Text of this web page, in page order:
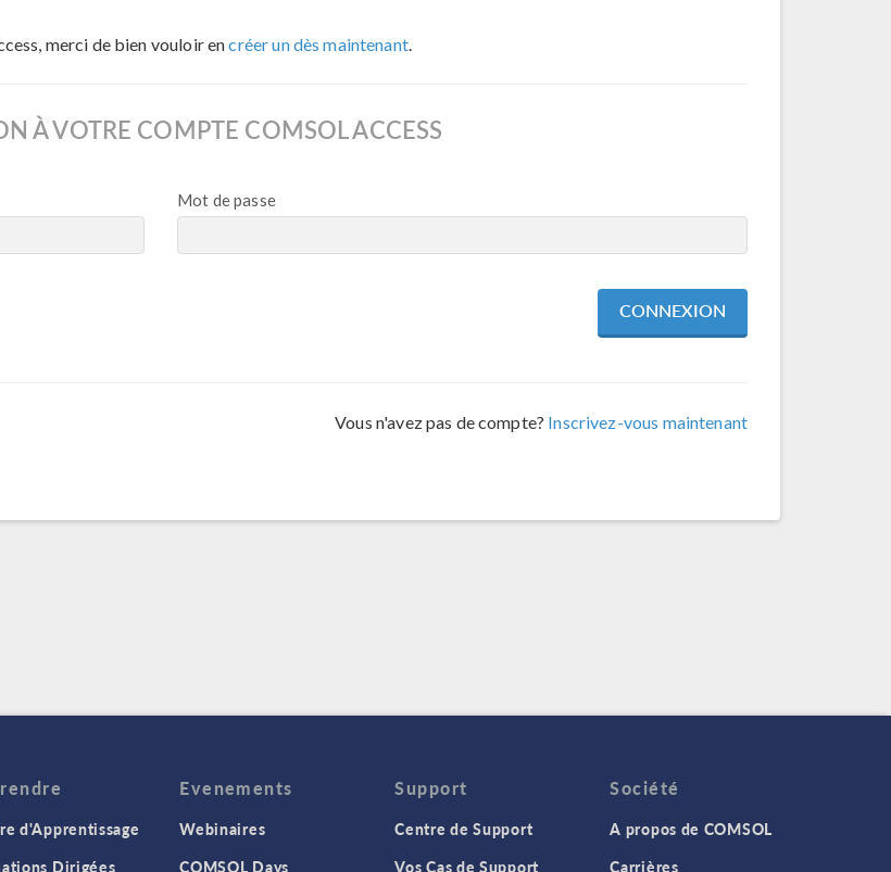
merci de bien vouloir encréer un dès maintenant.
À VOTRE COMPTE COMSOL ACCESS
Mot de passe
Vous n'avez pas de compte? Inscrivez-vous maintenant
d'Apprentissage
Dirigées
Evenements
Webinaires
COMSOL Days
Support
Centre de Support
Vos Cas de Support
Société
A propos de COMSOL
Carrières